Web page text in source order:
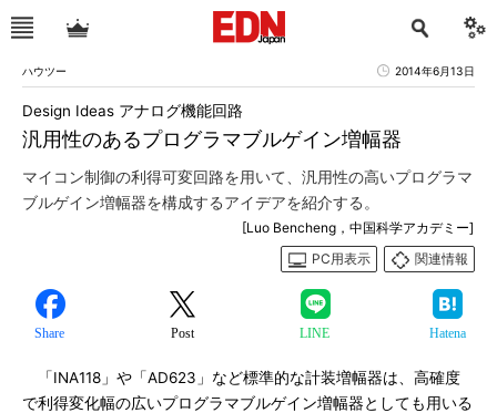
ハウツー 2014年6月13日
汎用性のあるプログラマブルゲイン増幅器
Design Ideas アナログ機能回路
マイコン制御の利得可変回路を用いて、汎用性の高いプログラマ
ブルゲイン増幅器を構成するアイデアを紹介する。
[Luo Bencheng，中国科学アカデミー]
PC用表示
関連情報
Share Post LINE Hatena
「INA118」や「AD623」など標準的な計装増幅器は、高確度
で利得変化幅の広いプログラマブルゲイン増幅器としても用いる